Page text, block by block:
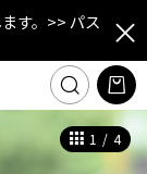
す。 >> パス
1 / 4